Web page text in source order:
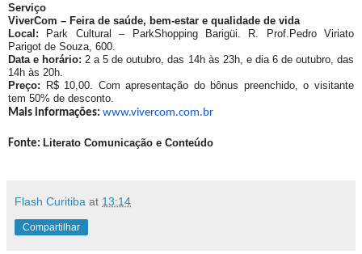
Serviço
ViverCom – Feira de saúde, bem-estar e qualidade de vida
Local:
Park Cultural – ParkShopping Barigüi.
R. Prof.Pedro Viriato
Parigot de Souza, 600.
Data e horário: 2 a 5 de outubro, das 14h às 23h, e dia 6 de outubro, das
14h às 20h.
Preço: R$ 10,00. Com apresentação do bônus preenchido, o visitante
tem 50% de desconto.
Mais informações: www.vivercom.com.br
Fonte: Literato Comunicação e Conteúdo
Flash Curitiba at 13:14
Compartilhar